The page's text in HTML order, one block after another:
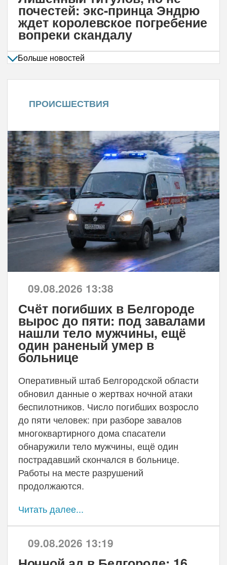
почестей: экс-принца Эндрю
ждет королевское погребение
вопреки скандалу
Больше новостей
ПРОИСШЕСТВИЯ
09.08.2026 13:38
Счёт погибших в Белгороде
вырос до пяти: под завалами
нашли тело мужчины, ещё
один раненый умер в
больнице
Оперативный штаб Белгородской области
обновил данные о жертвах ночной атаки
беспилотников. Число погибших возросло
до пяти человек: при разборе завалов
многоквартирного дома спасатели
обнаружили тело мужчины, ещё один
пострадавший скончался в больнице.
Работы на месте разрушений
продолжаются.
Читать далее...
09.08.2026 13:19